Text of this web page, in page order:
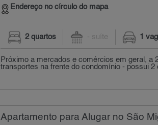
Endereço no círculo do mapa
2 quartos - suíte 1
Próximo a mercados e comércios em geral, a
transportes na frente do condomínio - possui
Apartamento para Alugar no São